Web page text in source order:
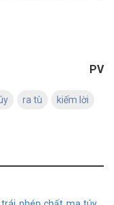
PV
ra tù kiếm lời